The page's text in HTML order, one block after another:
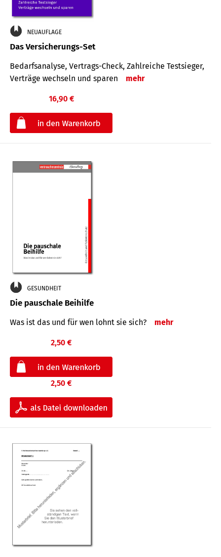
NEUAUFLAGE
Das Versicherungs-Set
Bedarfsanalyse, Vertrags-Check, Zahlreiche Testsieger,
Verträge wechseln und sparen
mehr
16,90 €
GESUNDHEIT
Die pauschale Beihilfe
Was ist das und für wen lohnt sie sich? mehr
2,50 €
2,50 €